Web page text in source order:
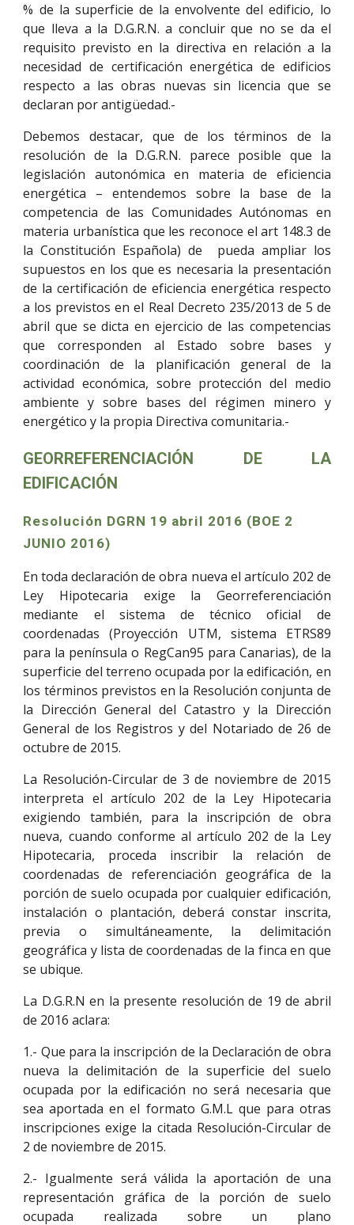
% de la superficie de la envolvente del edificio, lo
que lleva a la D.G.R.N. a concluir que no se da el
requisito previsto en la directiva en relación a la
necesidad de certificación energética de edificios
respecto a las obras nuevas sin licencia que se
declaran por antigüedad.-
Debemos destacar, que de los términos de la
resolución de la D.G.R.N. parece posible que la
legislación autonómica en materia de eficiencia
energética – entendemos sobre la base de la
competencia de las Comunidades Autónomas en
materia urbanística que les reconoce el art 148.3 de
la Constitución Española) de pueda ampliar los
supuestos en los que es necesaria la presentación
de la certificación de eficiencia energética respecto
a los previstos en el Real Decreto 235/2013 de 5 de
abril que se dicta en ejercicio de las competencias
que corresponden al Estado sobre bases y
coordinación de la planificación general de la
actividad económica, sobre protección del medio
ambiente y sobre bases del régimen minero y
energético y la propia Directiva comunitaria.-
GEORREFERENCIACIÓN DE LA
EDIFICACIÓN
Resolución DGRN 19 abril 2016 (BOE 2
JUNIO 2016)
En toda declaración de obra nueva el artículo 202 de
Ley Hipotecaria exige la Georreferenciación
mediante el sistema de técnico oficial de
coordenadas (Proyección UTM, sistema ETRS89
para la península o RegCan95 para Canarias), de la
superficie del terreno ocupada por la edificación, en
los términos previstos en la Resolución conjunta de
la Dirección General del Catastro y la Dirección
General de los Registros y del Notariado de 26 de
octubre de 2015.
La Resolución-Circular de 3 de noviembre de 2015
interpreta el artículo 202 de la Ley Hipotecaria
exigiendo también, para la inscripción de obra
nueva, cuando conforme al artículo 202 de la Ley
Hipotecaria, proceda inscribir la relación de
coordenadas de referenciación geográfica de la
porción de suelo ocupada por cualquier edificación,
instalación o plantación, deberá constar inscrita,
previa o simultáneamente, la delimitación
geográfica y lista de coordenadas de la finca en que
se ubique.
La D.G.R.N en la presente resolución de 19 de abril
de 2016 aclara:
1.- Que para la inscripción de la Declaración de obra
nueva la delimitación de la superficie del suelo
ocupada por la edificación no será necesaria que
sea aportada en el formato G.M.L que para otras
inscripciones exige la citada Resolución-Circular de
2 de noviembre de 2015.
2.- Igualmente será válida la aportación de una
representación gráfica de la porción de suelo
ocupada realizada sobre un plano